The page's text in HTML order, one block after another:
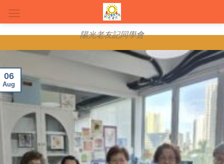
content
陽光老友記同學會
06
Aug